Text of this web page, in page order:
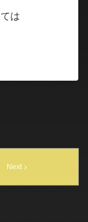
は
Next